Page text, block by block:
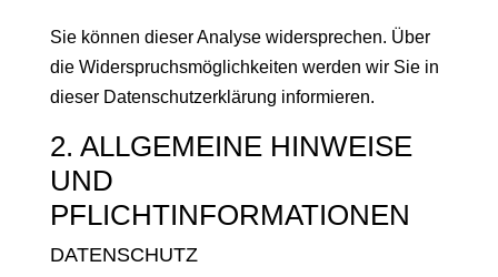
Sie kön­nen dieser Analyse wider­sprechen. Über
die Wider­spruchsmöglichkeit­en wer­den wir Sie in
dieser Daten­schutzerk­lärung informieren.
2. ALLGEMEINE HINWEISE
UND
PFLICHTINFORMATIONEN
DATENSCHUTZ